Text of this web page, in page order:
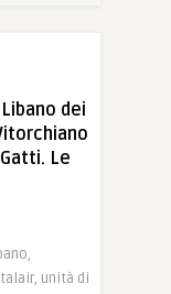
dei
Le
unità di